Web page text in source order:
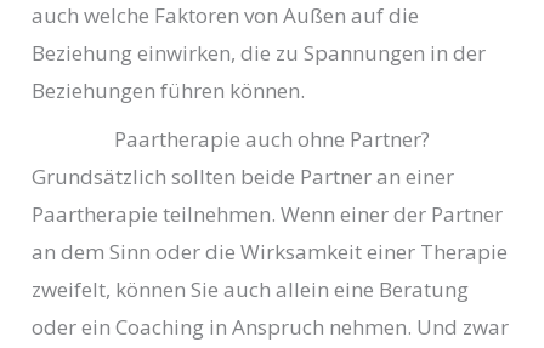
auch welche Faktoren von Außen auf die
Beziehung einwirken, die zu Spannungen in der
Beziehungen führen können.
Paartherapie auch ohne Partner?
Grundsätzlich sollten beide Partner an einer
Paartherapie teilnehmen. Wenn einer der Partner
an dem Sinn oder die Wirksamkeit einer Therapie
zweifelt, können Sie auch allein eine Beratung
oder ein Coaching in Anspruch nehmen. Und zwar